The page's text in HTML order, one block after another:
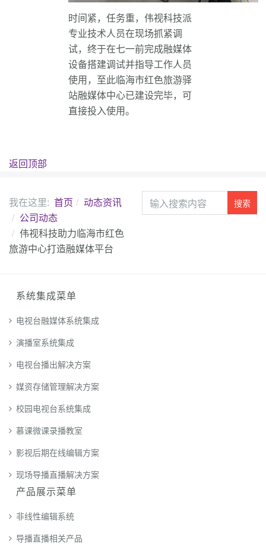
时间紧，任务重，伟视科技派
专业技术人员在现场抓紧调
试，终于在七一前完成融媒体
设备搭建调试并指导工作人员
使用，至此临海市红色旅游驿
站融媒体中心已建设完毕，可
直接投入使用。
返回顶部
我在这里: 首页
动态资讯
公司动态
伟视科技助力临海市红色
旅游中心打造融媒体平台
搜索
站
内
系统集成菜单
电视台融媒体系统集成
演播室系统集成
电视台播出解决方案
媒资存储管理解决方案
校园电视台系统集成
慕课微课录播教室
影视后期在线编辑方案
现场导播直播解决方案
产品展示菜单
非线性编辑系统
导播直播相关产品